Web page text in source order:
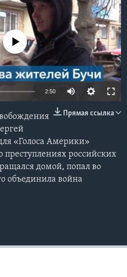
currently available
2:50
Прямая ссылка
«Голоса Америки»
преступлениях российских
домой, попал во
объединила война